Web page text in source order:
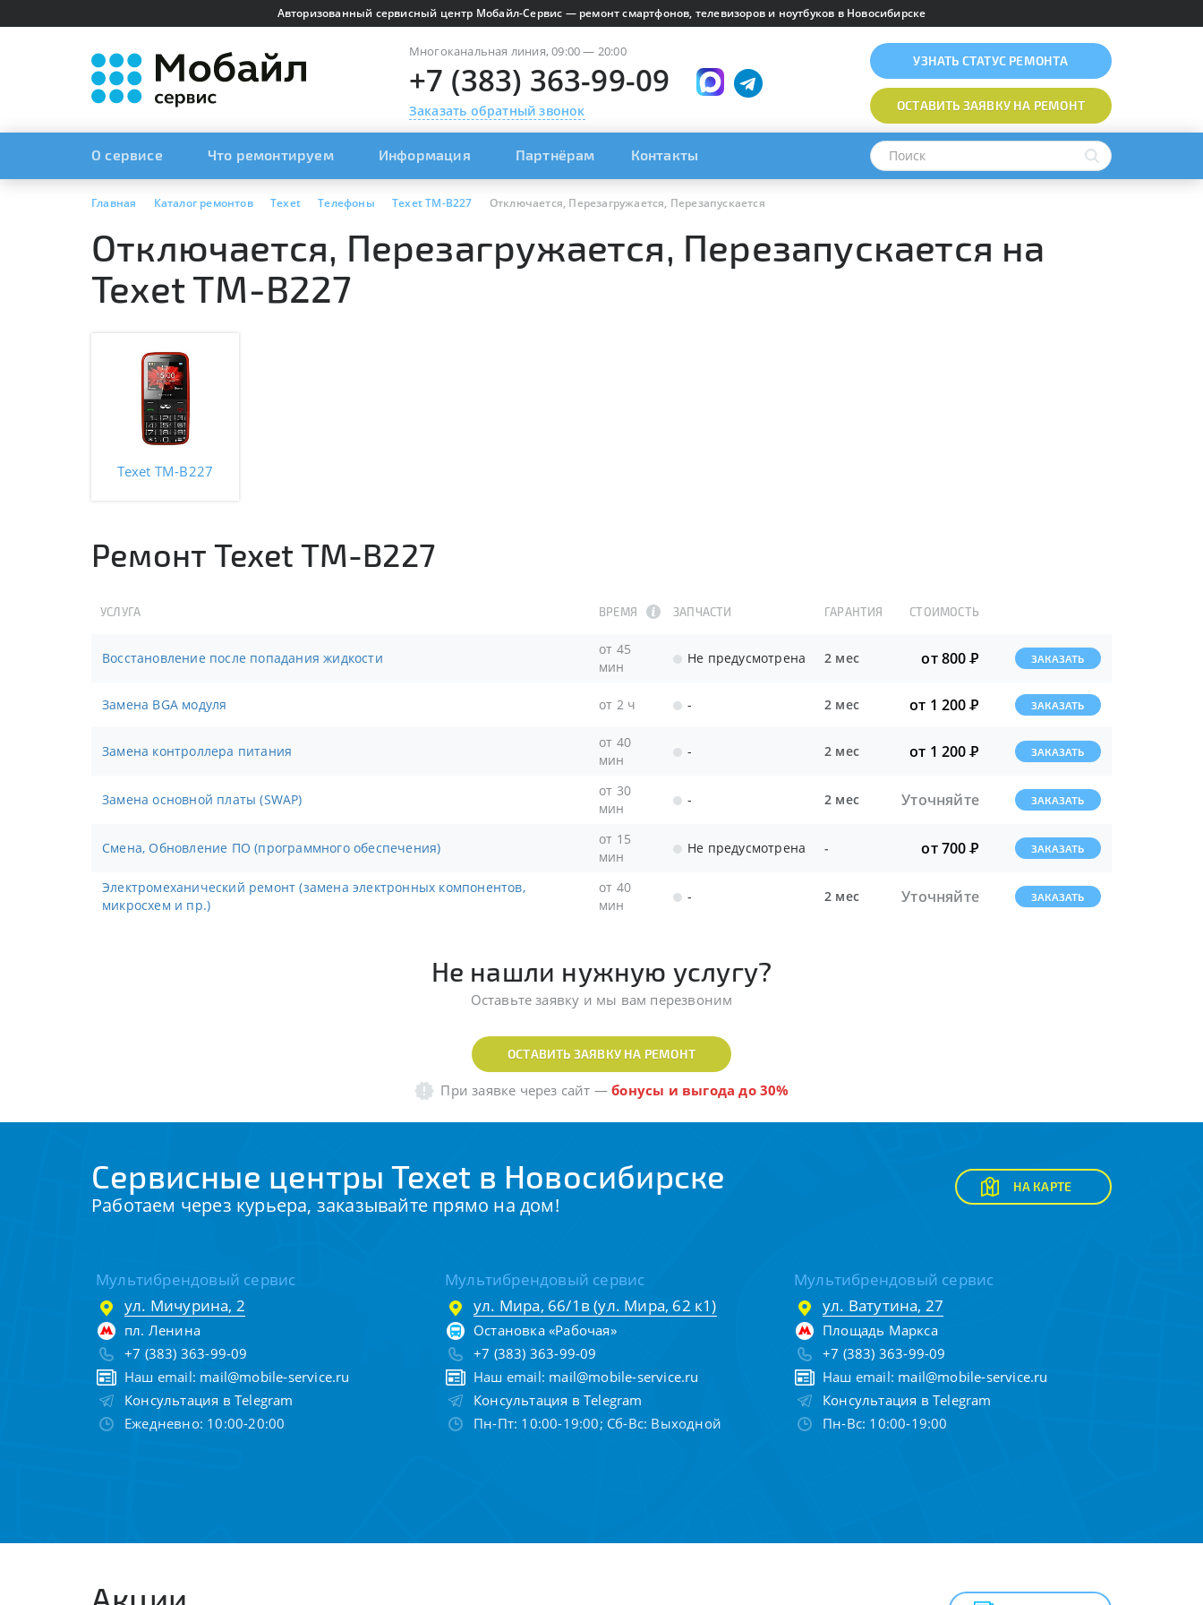
Авторизованный сервисный центр Мобайл-Сервис — ремонт смартфонов, телевизоров и ноутбуков в Новосибирске
Многоканальная линия, 09:00 — 20:00
+7 (383) 363-99-09
Заказать обратный звонок
УЗНАТЬ СТАТУС РЕМОНТА
ОСТАВИТЬ ЗАЯВКУНА РЕМОНТ
О сервисе Что ремонтируем Информация Партнёрам Контакты
Главная Каталог ремонтов Texet Телефоны Texet TM-B227 Отключается, Перезагружается, Перезапускается
Отключается, Перезагружается, Перезапускается на
Texet TM-B227
Texet TM-B227
Ремонт Texet TM-B227
УСЛУГА ВРЕМЯ ЗАПЧАСТИ ГАРАНТИЯ СТОИМОСТЬ
Восстановление после попадания жидкости
от 45
мин
Не предусмотрена 2 мес от 800Р ЗАКАЗАТЬ
Замена BGA модуля от 2 ч - 2 мес от 1 200Р ЗАКАЗАТЬ
Замена контроллера питания
от 40
мин
- 2 мес от 1 200Р ЗАКАЗАТЬ
Замена основной платы (SWAP)
от 30
мин
- 2 мес Уточняйте ЗАКАЗАТЬ
Смена, Обновление ПО (программного обеспечения)
от 15
мин
Не предусмотрена - от 700Р ЗАКАЗАТЬ
Электромеханический ремонт (замена электронных компонентов,
микросхем и пр.)
от 40
мин
- 2 мес Уточняйте ЗАКАЗАТЬ
Не нашли нужную услугу?
Оставьте заявку и мы вам перезвоним
ОСТАВИТЬ ЗАЯВКУ НА РЕМОНТ
При заявке через сайт —бонусы и выгода до 30%
Сервисные центры Texet в Новосибирске
Работаем через курьера, заказывайте прямо на дом!
НА КАРТЕ
Мультибрендовый сервис
ул. Мичурина, 2
пл. Ленина
+7 (383) 363-99-09
Наш email: mail@mobile-service.ru
Консультация в Telegram
Ежедневно: 10:00-20:00
Мультибрендовый сервис
ул. Мира, 66/1в (ул. Мира, 62 к1)
Остановка «Рабочая»
+7 (383) 363-99-09
Наш email: mail@mobile-service.ru
Консультация в Telegram
Пн-Пт: 10:00-19:00; Сб-Вс: Выходной
Мультибрендовый сервис
ул. Ватутина, 27
Площадь Маркса
+7 (383) 363-99-09
Наш email: mail@mobile-service.ru
Консультация в Telegram
Пн-Вс: 10:00-19:00